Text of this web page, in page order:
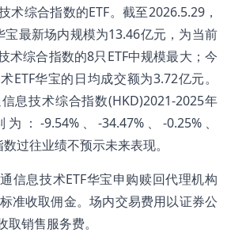
术综合指数的ETF。截至2026.5.29，
宝最新场内规模为13.46亿元，为当前
术综合指数的8只ETF中规模最大；今
ETF华宝的日均成交额为3.72亿元。
息技术综合指数(HKD)2021-2025年
：-9.54%、-34.47%、-0.25%、
过往业绩不预示未来表现。
信息技术ETF华宝申购赎回代理机构
准收取佣金。场内交易费用以证券公
销售服务费。